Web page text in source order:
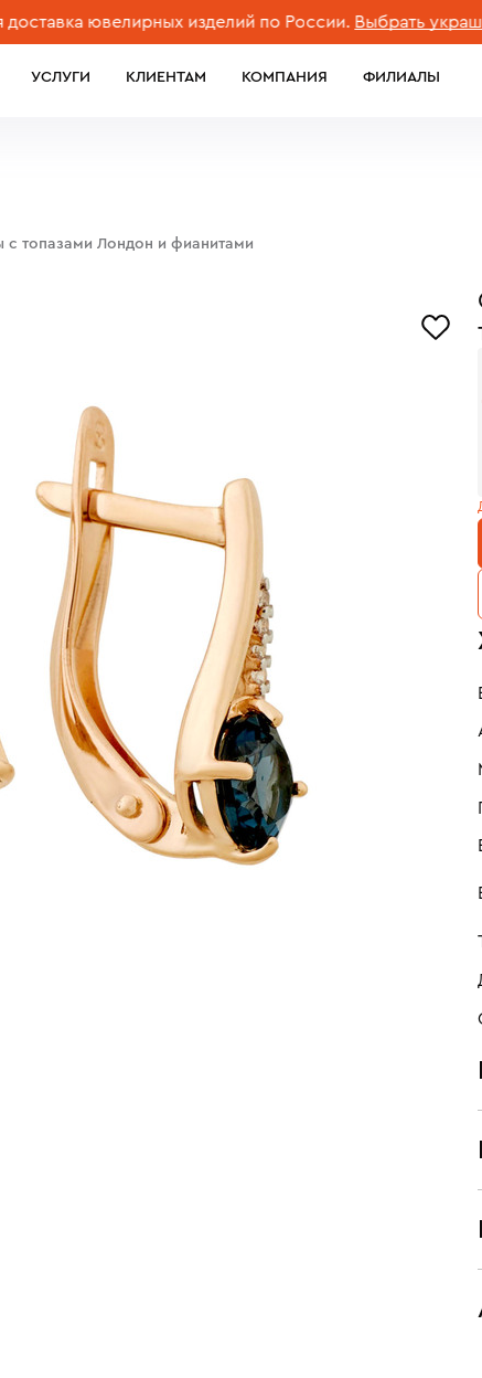
ювелирных изделий по России. Выбрать украшение
УСЛУГИ КЛИЕНТАМ КОМПАНИЯ ФИЛИАЛЫ
с топазами Лондон и фианитами